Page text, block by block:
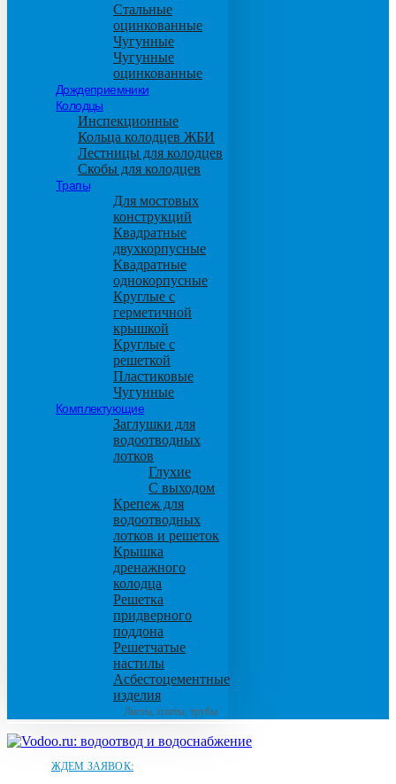
Стальные
оцинкованные
Чугунные
Чугунные
оцинкованные
Дождеприемники
Колодцы
Инспекционные
Кольца колодцев ЖБИ
Лестницы для колодцев
Скобы для колодцев
Трапы
Для мостовых
конструкций
Квадратные
двухкорпусные
Квадратные
однокорпусные
Круглые с
герметичной
крышкой
Круглые с
решеткой
Пластиковые
Чугунные
Комплектующие
Заглушки для
водоотводных
лотков
Глухие
С выходом
Крепеж для
водоотводных
лотков и решеток
Крышка
дренажного
колодца
Решетка
придверного
поддона
Решетчатые
настилы
Асбестоцементные
изделия
Листы, плиты, трубы
ЖДЕМ ЗАЯВОК: